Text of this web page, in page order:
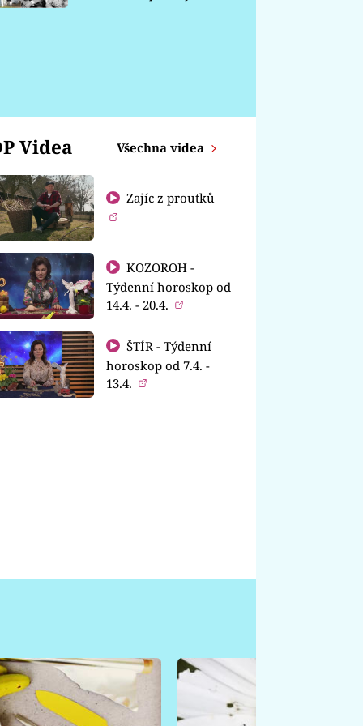
Videa Všechna videa
Zajíc z proutků
KOZOROH -
Týdenní horoskop od
14.4. - 20.4.
ŠTÍR - Týdenní
horoskop od 7.4. -
13.4.